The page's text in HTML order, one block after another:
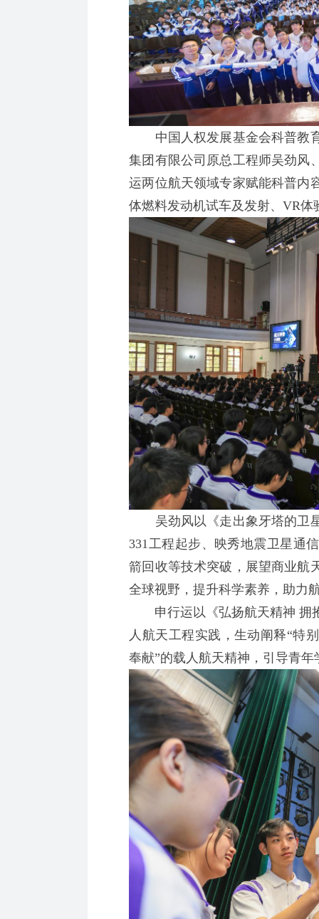
中国人权发展基金会科普教育
集团有限公司原总工程师吴劲风
运两位航天领域专家赋能科普内
体燃料发动机试车及发射、VR体
吴劲风以《走出象牙塔的卫星
331工程起步、映秀地震卫星通
箭回收等技术突破，展望商业航
全球视野，提升科学素养，助力
申行运以《弘扬航天精神 拥
人航天工程实践，生动阐释“特
奉献”的载人航天精神，引导青